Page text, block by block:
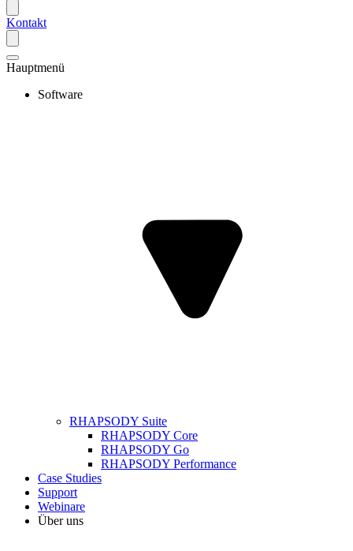
Kontakt
Hauptmenü
Software
RHAPSODY Suite
RHAPSODY Core
RHAPSODY Go
RHAPSODY Performance
Case Studies
Support
Webinare
Über uns